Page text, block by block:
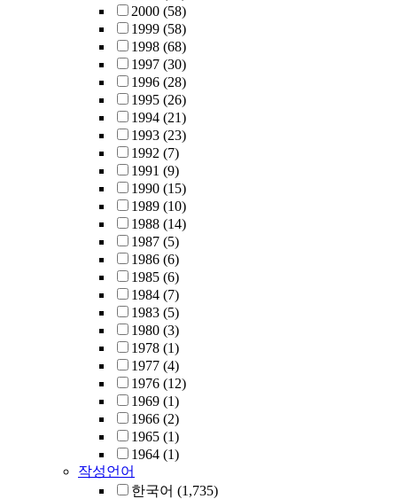
2000 (58)
1999 (58)
1998 (68)
1997 (30)
1996 (28)
1995 (26)
1994 (21)
1993 (23)
1992 (7)
1991 (9)
1990 (15)
1989 (10)
1988 (14)
1987 (5)
1986 (6)
1985 (6)
1984 (7)
1983 (5)
1980 (3)
1978 (1)
1977 (4)
1976 (12)
1969 (1)
1966 (2)
1965 (1)
1964 (1)
작성언어
한국어 (1,735)